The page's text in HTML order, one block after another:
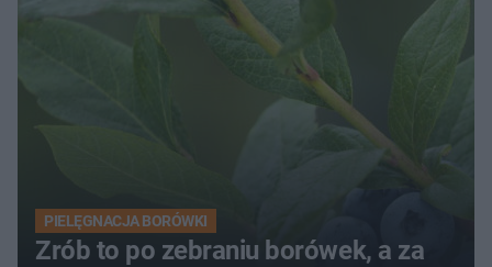
PIELĘGNACJA BORÓWKI
Zrób to po zebraniu borówek, a za